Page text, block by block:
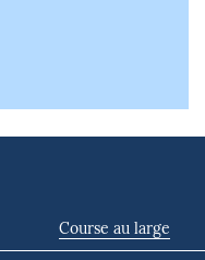
Course au large